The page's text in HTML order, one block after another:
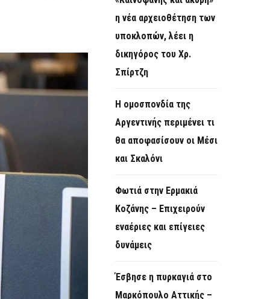
η νέα αρχειοθέτηση των
υποκλοπών, λέει η
δικηγόρος του Χρ.
Σπίρτζη
Η ομοσπονδία της
Αργεντινής περιμένει τι
θα αποφασίσουν οι Μέσι
και Σκαλόνι
Φωτιά στην Ερμακιά
Κοζάνης – Επιχειρούν
εναέριες και επίγειες
δυνάμεις
Έσβησε η πυρκαγιά στο
Μαρκόπουλο Αττικής –